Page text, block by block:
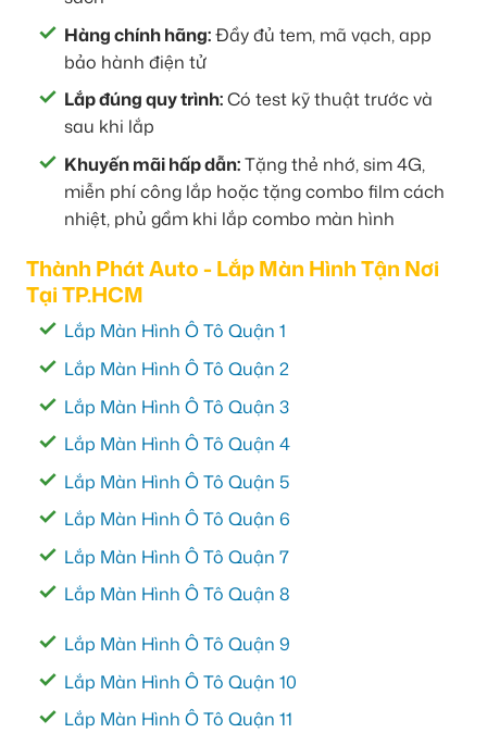
Hàng chính hãng:Đầy đủ tem, mã vạch, app
bảo hành điện tử
Lắp đúng quy trình:Có test kỹ thuật trước và
sau khi lắp
Khuyến mãi hấp dẫn:Tặng thẻ nhớ, sim 4G,
miễn phí công lắp hoặc tặng combo film cách
nhiệt, phủ gầm khi lắp combo màn hình
Thành Phát Auto - Lắp Màn Hình Tận Nơi
Tại TP.HCM
Lắp Màn Hình Ô Tô Quận 1
Lắp Màn Hình Ô Tô Quận 2
Lắp Màn Hình Ô Tô Quận 3
Lắp Màn Hình Ô Tô Quận 4
Lắp Màn Hình Ô Tô Quận 5
Lắp Màn Hình Ô Tô Quận 6
Lắp Màn Hình Ô Tô Quận 7
Lắp Màn Hình Ô Tô Quận 8
Lắp Màn Hình Ô Tô Quận 9
Lắp Màn Hình Ô Tô Quận 10
Lắp Màn Hình Ô Tô Quận 11